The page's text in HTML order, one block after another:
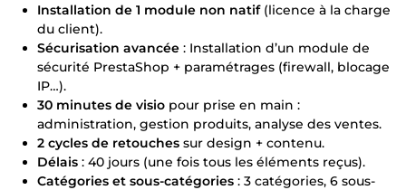
Installation de 1 module non natif(licence à la charge
du client).
Sécurisation avancée : Installation d’un module de
sécurité PrestaShop + paramétrages (firewall, blocage
IP…).
30 minutes de visio pour prise en main :
administration, gestion produits, analyse des ventes.
2 cycles de retouches sur design + contenu.
Délais : 40 jours (une fois tous les éléments reçus).
Catégories et sous-catégories : 3 catégories, 6 sous-